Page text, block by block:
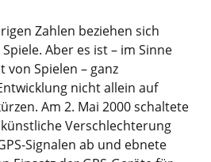
Zahlen beziehen sich
Aber es ist – im Sinne
von Spielen – ganz
nicht allein auf
Am 2. Mai 2000 schaltete
Verschlechterung
Signalen ab und ebnete